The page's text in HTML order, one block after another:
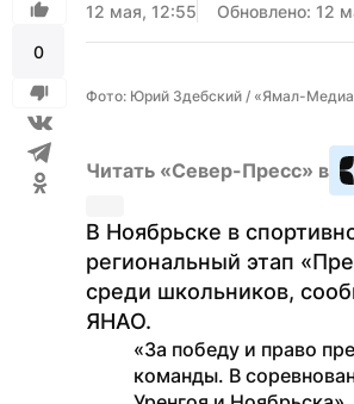
0
12 мая, 12:55 Обновлено: 12
Фото: Юрий Здебский / «Ямал-
Читать «Север-Пресс» в
В Ноябрьске в
региональный этап
среди школьников,
ЯНАО.
«За победу и право
команды. В